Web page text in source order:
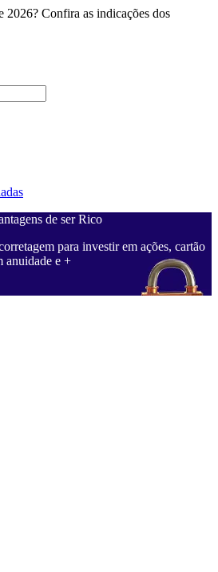
2026? Confira as indicações dos
de ser Rico
para investir em ações, cartão
anuidade e +